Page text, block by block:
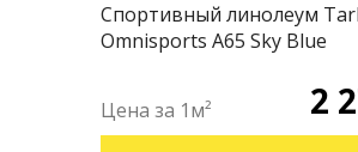
Спортивный линолеум
Omnisports А65 Sky Blue
2